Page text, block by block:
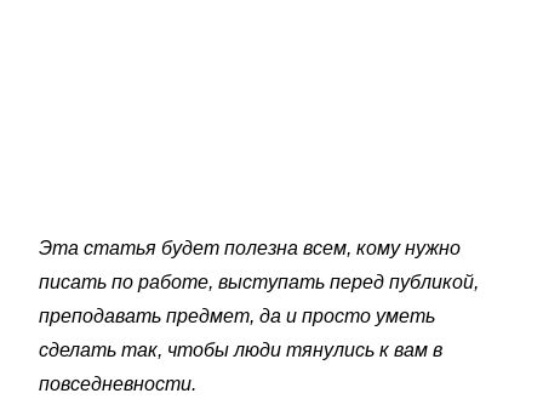
Эта статья будет полезна всем, кому нужно
писать по работе, выступать перед публикой,
преподавать предмет, да и просто уметь
сделать так, чтобы люди тянулись к вам в
повседневности.